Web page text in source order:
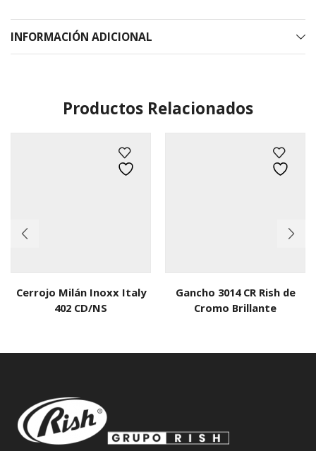
INFORMACIÓN ADICIONAL
Productos Relacionados
Cerrojo Milán Inoxx Italy
402 CD/NS
Gancho 3014 CR Rish de
Cromo Brillante